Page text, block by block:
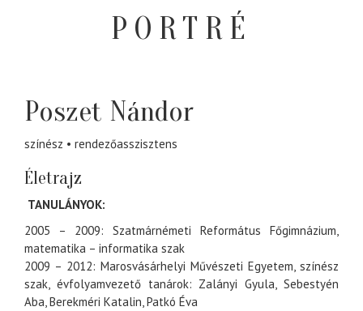
PORTRÉ
Poszet Nándor
színész rendezőasszisztens
Életrajz
TANULÁNYOK:
2005 – 2009: Szatmárnémeti Református Főgimnázium,
matematika – informatika szak
2009 – 2012: Marosvásárhelyi Művészeti Egyetem, színész
szak, évfolyamvezető tanárok: Zalányi Gyula, Sebestyén
Aba, Berekméri Katalin, Patkó Éva